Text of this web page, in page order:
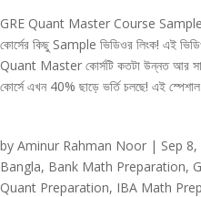
GRE Quant Master Course
কোর্সের কিছু Sample ভিডিওর লিংক! এই
Quant Master কোর্সটি কতটা উন্নত আর
কোর্সে এখন 40% ছাড়ে ভর্তি চলছে! এই স্পেশাল
by Aminur Rahman Noor | Sep
Bangla, Bank Math Preparation,
Quant Preparation, IBA Math